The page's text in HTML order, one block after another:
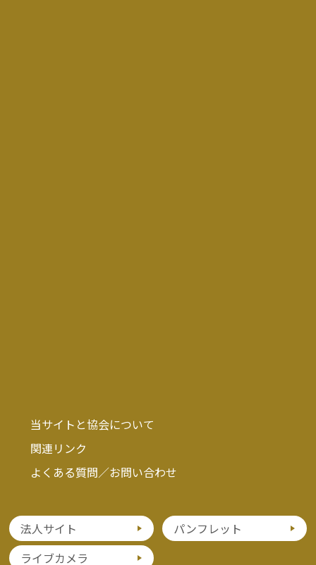
当サイトと協会について
関連リンク
よくある質問／お問い合わせ
法人サイト
パンフレット
ライブカメラ